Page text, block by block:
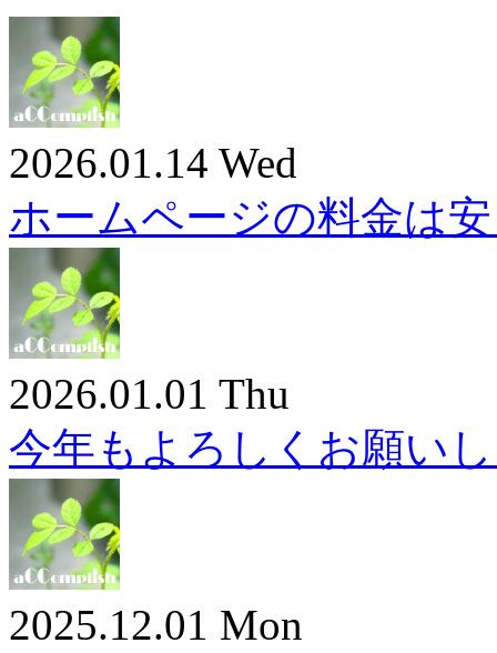
2026.01.14 Wed
ホームページの料金は
2026.01.01 Thu
今年もよろしくお願い
2025.12.01 Mon